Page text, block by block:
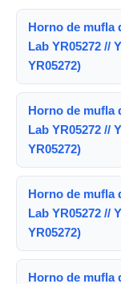
Horno de mufla
Lab YR05272 //
YR05272)
Horno de mufla
Lab YR05272 //
YR05272)
Horno de mufla
Lab YR05272 //
YR05272)
Horno de mufla